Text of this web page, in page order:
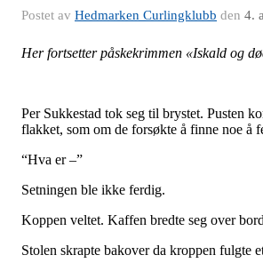
Postet av Hedmarken Curlingklubb den 4.
Her fortsetter påskekrimmen «Iskald og
Per Sukkestad tok seg til brystet. Pusten
flakket, som om de forsøkte å finne noe å
“Hva er –”
Setningen ble ikke ferdig.
Koppen veltet. Kaffen bredte seg over
Stolen skrapte bakover da kroppen fulgte